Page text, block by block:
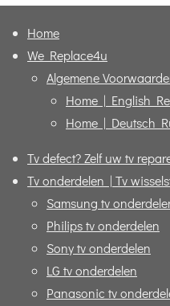
Home
We Replace4u
Algemene
Home | English
Home | Deutsch
Tv defect? Zelf uw tv
Tv onderdelen | Tv
Samsung tv
Philips tv onderdelen
Sony tv onderdelen
LG tv onderdelen
Panasonic tv